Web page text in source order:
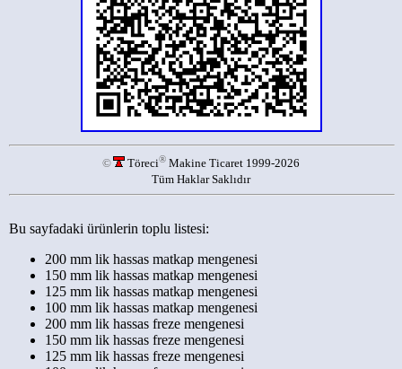
© Töreci® Makine Ticaret 1999-2026
Tüm Haklar Saklıdır
Bu sayfadaki ürünlerin toplu listesi:
200 mm lik hassas matkap mengenesi
150 mm lik hassas matkap mengenesi
125 mm lik hassas matkap mengenesi
100 mm lik hassas matkap mengenesi
200 mm lik hassas freze mengenesi
150 mm lik hassas freze mengenesi
125 mm lik hassas freze mengenesi